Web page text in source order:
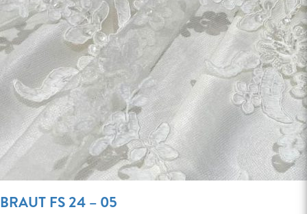
BRAUT FS 24 – 05